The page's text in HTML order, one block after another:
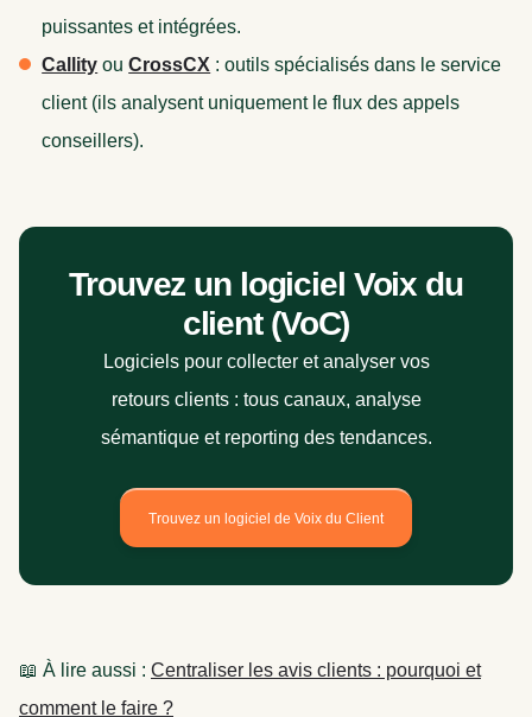
puissantes et intégrées.
Callity ouCrossCX : outils spécialisés dans le service
client (ils analysent uniquement le flux des appels
conseillers).
Trouvez un logiciel Voix du
client (VoC)
Logiciels pour collecter et analyser vos
retours clients : tous canaux, analyse
sémantique et reporting des tendances.
Trouvez un logiciel de Voix du Client
📖 À lire aussi : Centraliser les avis clients : pourquoi et
comment le faire ?